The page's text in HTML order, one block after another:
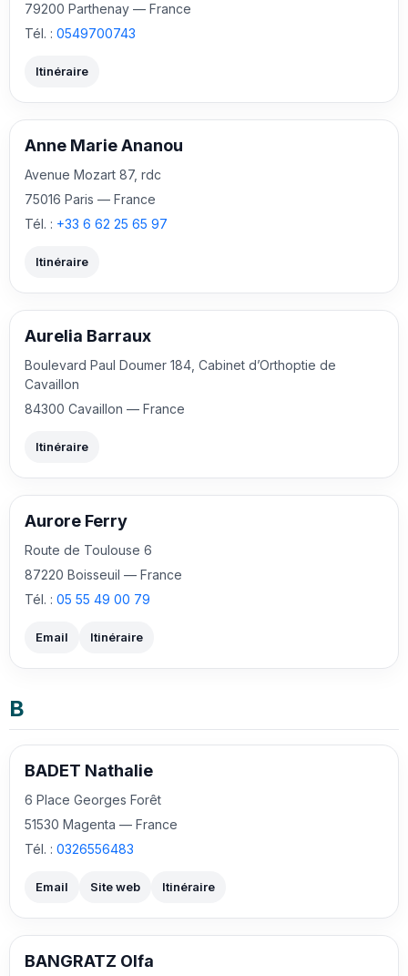
79200 Parthenay — France
Tél. : 0549700743
Itinéraire
Anne Marie Ananou
Avenue Mozart 87, rdc
75016 Paris — France
Tél. : +33 6 62 25 65 97
Itinéraire
Aurelia Barraux
Boulevard Paul Doumer 184, Cabinet d’Orthoptie de
Cavaillon
84300 Cavaillon — France
Itinéraire
Aurore Ferry
Route de Toulouse 6
87220 Boisseuil — France
Tél. : 05 55 49 00 79
Email Itinéraire
B
BADET Nathalie
6 Place Georges Forêt
51530 Magenta — France
Tél. : 0326556483
Email Site web Itinéraire
BANGRATZ Olfa